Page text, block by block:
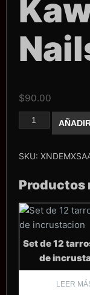
$90.00
Blister
ositos
Nails
SKU:
Productos
Set de 12
de
LEER